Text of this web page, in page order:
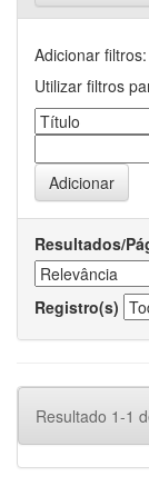
Adicionar filtros:
Utilizar filtros
Resultados/
Registro(s)
Resultado 1-1